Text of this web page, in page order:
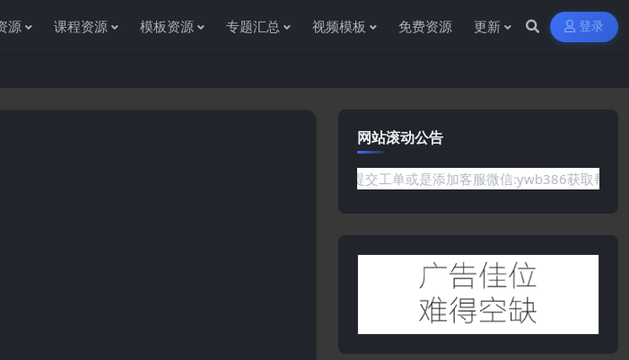
源 课程资源 模板资源 专题汇总 视频模板 免费资源 更新 登录
网站滚动公告
获取各种信息资源!如果遇到任何问题或是网站没有你需要的资源,欢迎提交工单或是添加客服微信